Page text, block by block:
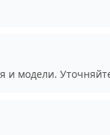
и модели.